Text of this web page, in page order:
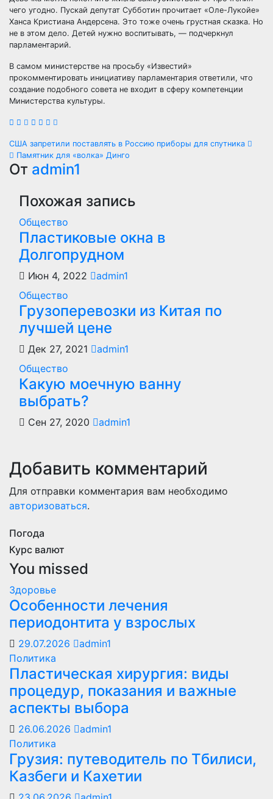
чего угодно. Пускай депутат Субботин прочитает «Оле-Лукойе»
Ханса Кристиана Андерсена. Это тоже очень грустная сказка. Но
не в этом дело. Детей нужно воспитывать, — подчеркнул
парламентарий.
В самом министерстве на просьбу «Известий»
прокомментировать инициативу парламентария ответили, что
создание подобного совета не входит в сферу компетенции
Министерства культуры.
Навигация
по
записям
США запретили поставлять в Россию приборы для спутника
Памятник для «волка» Динго
От admin1
Похожая запись
Общество
Пластиковые окна в
Долгопрудном
Июн 4, 2022
admin1
Общество
Грузоперевозки из Китая по
лучшей цене
Дек 27, 2021
admin1
Общество
Какую моечную ванну
выбрать?
Сен 27, 2020 admin1
Добавить комментарий
Для отправки комментария вам необходимо
авторизоваться.
Погода
Курс валют
You missed
Здоровье
Особенности лечения
периодонтита у взрослых
29.07.2026
admin1
Политика
Пластическая хирургия: виды
процедур, показания и важные
аспекты выбора
26.06.2026
admin1
Политика
Грузия: путеводитель по Тбилиси,
Казбеги и Кахетии